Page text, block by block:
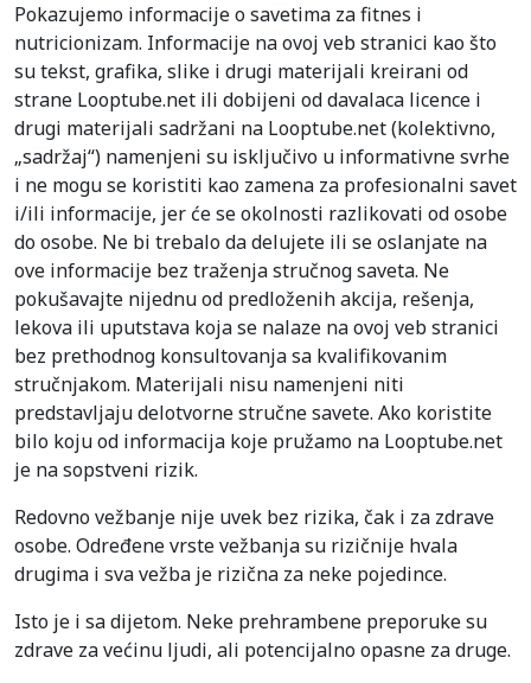
Pokazujemo informacije o savetima za fitnes i
nutricionizam. Informacije na ovoj veb stranici kao što
su tekst, grafika, slike i drugi materijali kreirani od
strane Looptube.net ili dobijeni od davalaca licence i
drugi materijali sadržani na Looptube.net (kolektivno,
„sadržaj“) namenjeni su isključivo u informativne svrhe
i ne mogu se koristiti kao zamena za profesionalni savet
i/ili informacije, jer će se okolnosti razlikovati od osobe
do osobe. Ne bi trebalo da delujete ili se oslanjate na
ove informacije bez traženja stručnog saveta. Ne
pokušavajte nijednu od predloženih akcija, rešenja,
lekova ili uputstava koja se nalaze na ovoj veb stranici
bez prethodnog konsultovanja sa kvalifikovanim
stručnjakom. Materijali nisu namenjeni niti
predstavljaju delotvorne stručne savete. Ako koristite
bilo koju od informacija koje pružamo na Looptube.net
je na sopstveni rizik.
Redovno vežbanje nije uvek bez rizika, čak i za zdrave
osobe. Određene vrste vežbanja su rizičnije hvala
drugima i sva vežba je rizična za neke pojedince.
Isto je i sa dijetom. Neke prehrambene preporuke su
zdrave za većinu ljudi, ali potencijalno opasne za druge.